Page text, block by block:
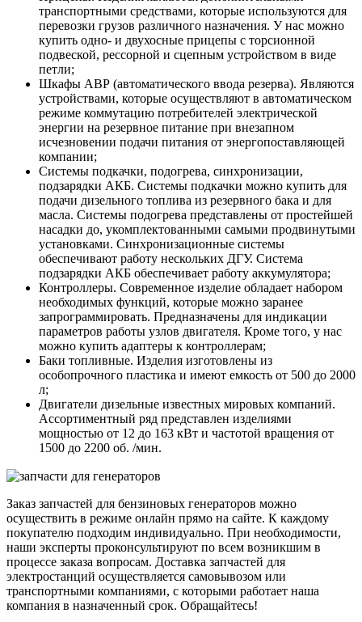
транспортными средствами, которые используются для
перевозки грузов различного назначения. У нас можно
купить одно- и двухосные прицепы с торсионной
подвеской, рессорной и сцепным устройством в виде
петли;
Шкафы АВР (автоматического ввода резерва). Являются
устройствами, которые осуществляют в автоматическом
режиме коммутацию потребителей электрической
энергии на резервное питание при внезапном
исчезновении подачи питания от энергопоставляющей
компании;
Системы подкачки, подогрева, синхронизации,
подзарядки АКБ. Системы подкачки можно купить для
подачи дизельного топлива из резервного бака и для
масла. Системы подогрева представлены от простейшей
насадки до, укомплектованными самыми продвинутыми
установками. Синхронизационные системы
обеспечивают работу нескольких ДГУ. Система
подзарядки АКБ обеспечивает работу аккумулятора;
Контроллеры. Современное изделие обладает набором
необходимых функций, которые можно заранее
запрограммировать. Предназначены для индикации
параметров работы узлов двигателя. Кроме того, у нас
можно купить адаптеры к контроллерам;
Баки топливные. Изделия изготовлены из
особопрочного пластика и имеют емкость от 500 до 2000
л;
Двигатели дизельные известных мировых компаний.
Ассортиментный ряд представлен изделиями
мощностью от 12 до 163 кВт и частотой вращения от
1500 до 2200 об. /мин.
Заказ запчастей для бензиновых генераторов можно
осуществить в режиме онлайн прямо на сайте. К каждому
покупателю подходим индивидуально. При необходимости,
наши эксперты проконсультируют по всем возникшим в
процессе заказа вопросам. Доставка запчастей для
электростанций осуществляется самовывозом или
транспортными компаниями, с которыми работает наша
компания в назначенный срок. Обращайтесь!